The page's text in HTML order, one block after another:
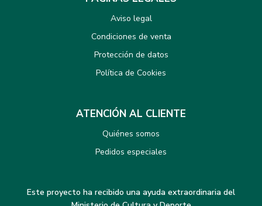
Aviso legal
Condiciones de venta
Protección de datos
Política de Cookies
ATENCIÓN AL CLIENTE
Quiénes somos
Pedidos especiales
Este proyecto ha recibido una ayuda extraordinaria del